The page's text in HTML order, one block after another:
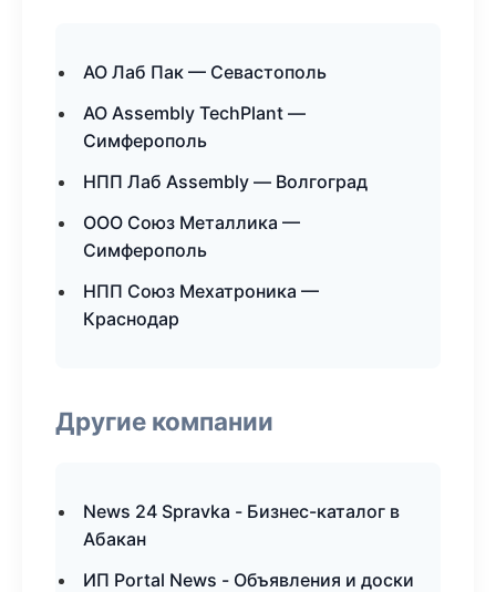
АО Лаб Пак — Севастополь
АО Assembly TechPlant —
Симферополь
НПП Лаб Assembly — Волгоград
ООО Союз Металлика —
Симферополь
НПП Союз Мехатроника —
Краснодар
Другие компании
News 24 Spravka - Бизнес-каталог в
Абакан
ИП Portal News - Объявления и доски